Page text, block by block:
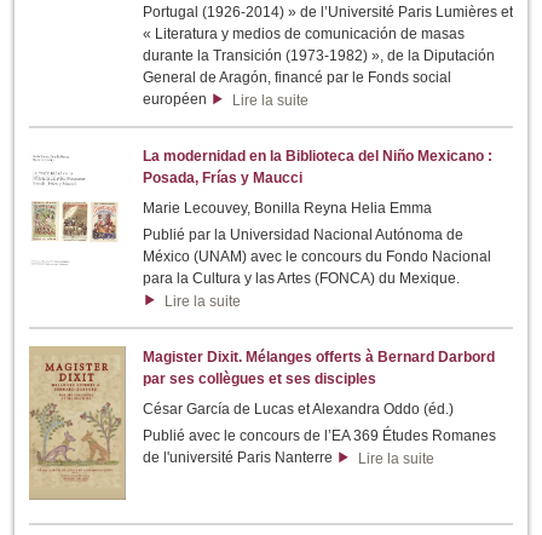
Portugal (1926-2014) » de l’Université Paris Lumières et
« Literatura y medios de comunicación de masas
durante la Transición (1973-1982) », de la Diputación
General de Aragón, financé par le Fonds social
européen
Lire la suite
La modernidad en la Biblioteca del Niño Mexicano :
Posada, Frías y Maucci
Marie Lecouvey, Bonilla Reyna Helia Emma
Publié par la Universidad Nacional Autónoma de
México (UNAM) avec le concours du Fondo Nacional
para la Cultura y las Artes (FONCA) du Mexique.
Lire la suite
Magister Dixit. Mélanges offerts à Bernard Darbord
par ses collègues et ses disciples
César García de Lucas et Alexandra Oddo (éd.)
Publié avec le concours de l’EA 369 Études Romanes
de l'université Paris Nanterre
Lire la suite